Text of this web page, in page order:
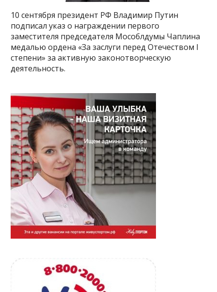
10 сентября президент РФ Владимир Путин
подписал указ о награждении первого
заместителя председателя Мособлдумы Чаплина
медалью ордена «За заслуги перед Отечеством I
степени» за активную законотворческую
деятельность.